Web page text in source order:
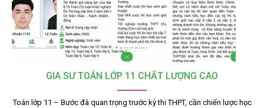
GIA SƯ TOÁN LỚP 11 CHẤT LƯỢNG CAO
Toán lớp 11 – Bước đà quan trọng trước kỳ thi THPT, cần chiến lược học